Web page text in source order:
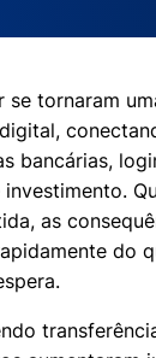
se tornaram
bancárias,
as
do